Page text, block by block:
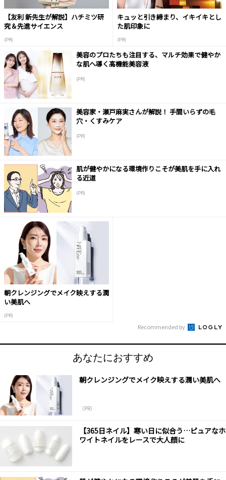
【友利 新先生が解説】ハチミツ研
究＆先進サイエンス
(PR)
キュッと引き締まり、イキイキとし
た肌印象に
(PR)
美容のプロたちも注目する、マルチ効果で健やか
な肌へ導く高機能美容液
(PR)
美容家・瀬戸麻実さんが解説！ 手間いらずの毛
穴・くすみケア
(PR)
肌が健やかになる環境作りこそが美肌を手に入れ
る近道
(PR)
朝クレンジングでメイク映えする潤
い美肌へ
(PR)
Recommended by
あなたにおすすめ
朝クレンジングでメイク映えする潤い美肌へ
（PR）
【365日ネイル】寒い日に似合う…ピュアなホ
ワイトネイルをレースで大人顔に